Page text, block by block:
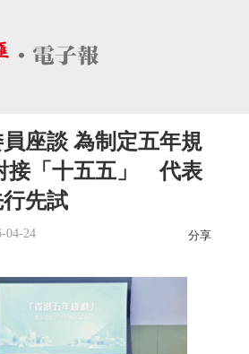
座談 為制定五年規
接「十五五」 代表
先試
04-24 分享